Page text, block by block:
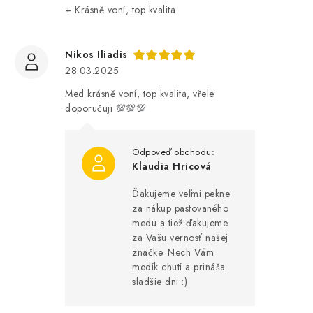
+ Krásně voní, top kvalita
Nikos Iliadis
28.03.2025
Med krásně voní, top kvalita, vřele
doporučuji 💯💯💯
Klaudia Hricová
Ďakujeme veľmi pekne
za nákup pastovaného
medu a tiež ďakujeme
za Vašu vernosť našej
značke. Nech Vám
medík chutí a prináša
sladšie dni :)